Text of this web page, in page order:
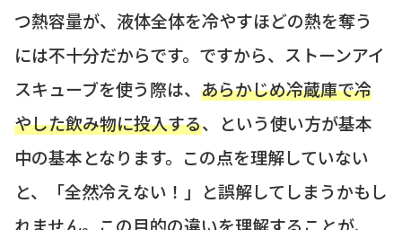
つ熱容量が、液体全体を冷やすほどの熱を奪う
には不十分だからです。ですから、ストーンアイ
スキューブを使う際は、 あらかじめ冷蔵庫で冷
やした飲み物に投入する、という使い方が基本
中の基本となります。この点を理解していない
と、「全然冷えない！」と誤解してしまうかもし